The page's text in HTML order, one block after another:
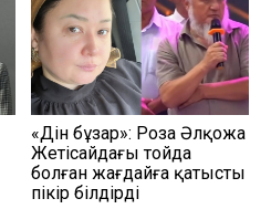
«Дін бұзар»: Роза Әлқожа
Жетісайдағы тойда
болған жағдайға қатысты
пікір білдірді